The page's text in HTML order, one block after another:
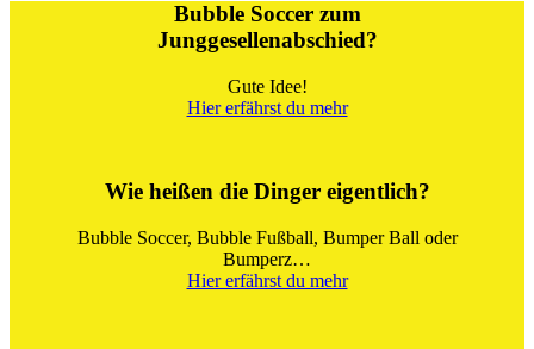
Bubble Soccer zum
Junggesellenabschied?
Gute Idee!
Hier erfährst du mehr
Wie heißen die Dinger eigentlich?
Bubble Soccer, Bubble Fußball, Bumper Ball oder
Bumperz…
Hier erfährst du mehr